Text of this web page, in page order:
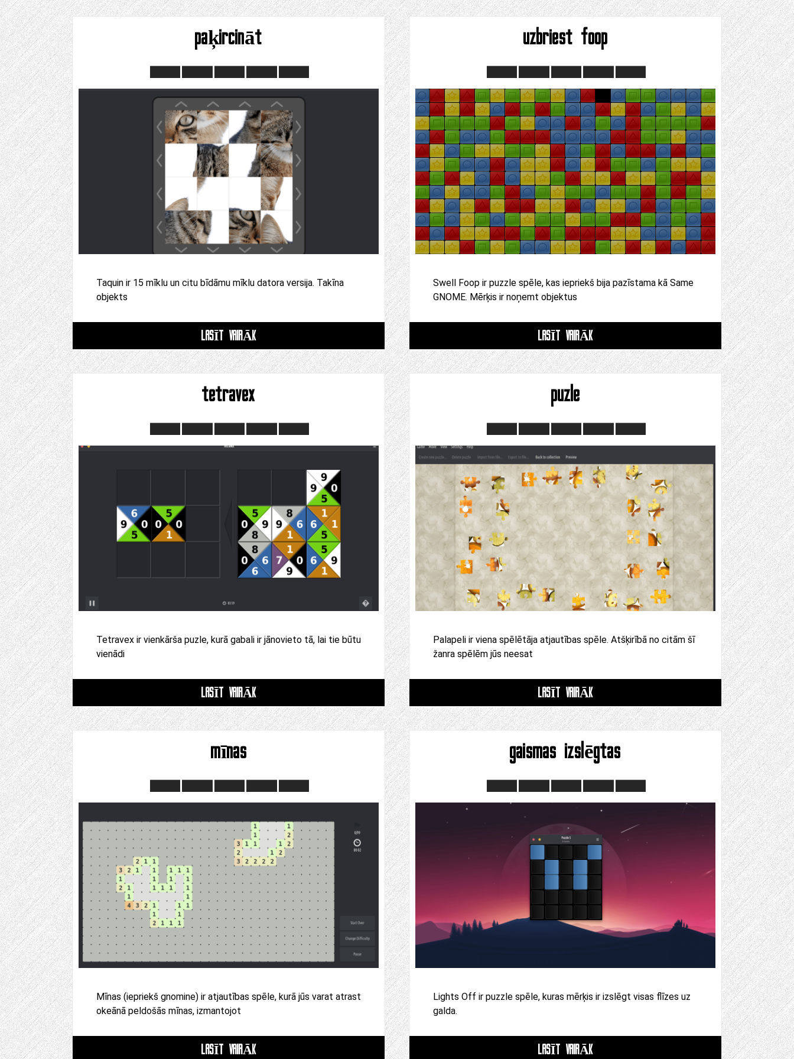
paķircināt
Taquin ir 15 mīklu un citu bīdāmu mīklu datora versija. Takīna
objekts
LASĪT VAIRĀK
uzbriest foop
Swell Foop ir puzzle spēle, kas iepriekš bija pazīstama kā Same
GNOME. Mērķis ir noņemt objektus
LASĪT VAIRĀK
tetravex
Tetravex ir vienkārša puzle, kurā gabali ir jānovieto tā, lai tie būtu
vienādi
LASĪT VAIRĀK
puzle
Palapeli ir viena spēlētāja atjautības spēle. Atšķirībā no citām šī
žanra spēlēm jūs neesat
LASĪT VAIRĀK
mīnas
Mīnas (iepriekš gnomine) ir atjautības spēle, kurā jūs varat atrast
okeānā peldošās mīnas, izmantojot
LASĪT VAIRĀK
gaismas izslēgtas
Lights Off ir puzzle spēle, kuras mērķis ir izslēgt visas flīzes uz
galda.
LASĪT VAIRĀK